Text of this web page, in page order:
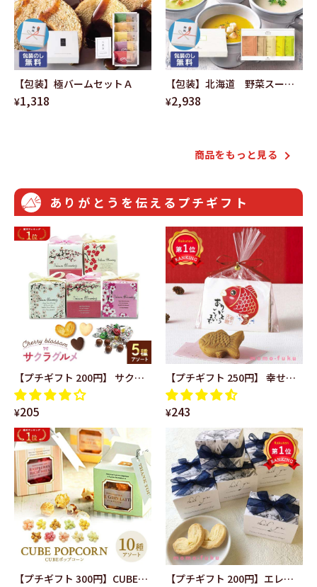
【包装】極バームセットＡ
¥1,318
【包装】北海道 野菜スープ
セットＣ
¥2,938
商品をもっと⾒る
ありがとうを伝えるプチギフト
【プチギフト 200円】 サクラ
グルメＣＣ（チョコボール） 5
種アソート 箱入り おしゃれ リ
ボン さくら ありがとう 卒業式
卒園式 入学式 お祝い 記念品
¥205
【プチギフト 250円】 幸せあ
げ鯛（まんじゅう） 鯛型 あり
がとう 縁起物 ユニーク かわい
い 笑顔 鈴付き 幸せ 饅頭 お菓
子 和風
¥243
【プチギフト 300円】CUBEポ
【プチギフト 200円】エレガ